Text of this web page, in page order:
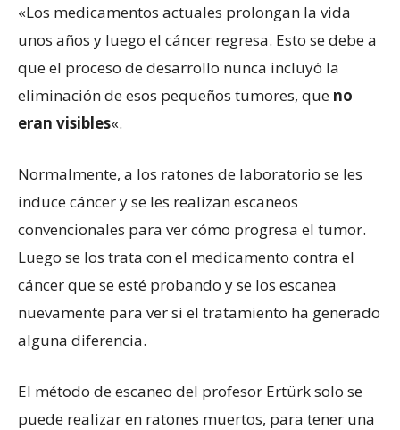
«Los medicamentos actuales prolongan la vida
unos años y luego el cáncer regresa. Esto se debe a
que el proceso de desarrollo nunca incluyó la
eliminación de esos pequeños tumores, que no
eran visibles«.
Normalmente, a los ratones de laboratorio se les
induce cáncer y se les realizan escaneos
convencionales para ver cómo progresa el tumor.
Luego se los trata con el medicamento contra el
cáncer que se esté probando y se los escanea
nuevamente para ver si el tratamiento ha generado
alguna diferencia.
El método de escaneo del profesor Ertürk solo se
puede realizar en ratones muertos, para tener una